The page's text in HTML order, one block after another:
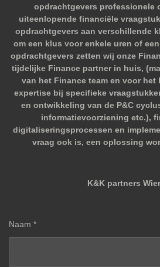
opdrachtgevers professionele
uiteenlopende financiële
opdrachtgevers aan verschillende
om een klus voor enkele uren of
opdrachtgevers zetten wij onze
tijdelijke Finance partner in huis,
van het Finance team en voor het
expertise bij specifieke
en ontwikkeling van de P&C
informatievoorziening etc.),
digitaliseringsprocessen en
vraag ook is, een oplossing
K&K partners
Naam *